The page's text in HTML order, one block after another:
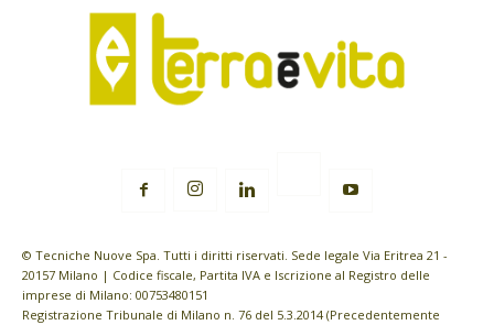
© Tecniche Nuove Spa. Tutti i diritti riservati. Sede legale Via Eritrea 21 -
20157 Milano | Codice fiscale, Partita IVA e Iscrizione al Registro delle
imprese di Milano: 00753480151
Registrazione Tribunale di Milano n. 76 del 5.3.2014 (Precedentemente